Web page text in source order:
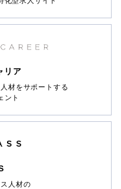
リア
材をサポートする
ント
人材の